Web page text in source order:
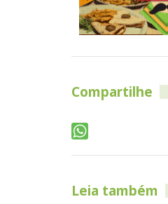
Compartilhe
Leia também